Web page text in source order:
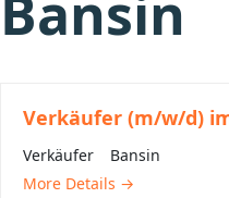
Verkäufer (m/w/d)
Verkäufer
Bansin
More Details